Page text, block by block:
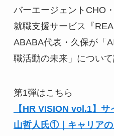
バーエージェントCHO
就職支援サービス『
ABABA代表・久保が「
職活動の未来」について
第1弾はこちら
【HR VISION vol.1】
山哲人氏①｜キャリア